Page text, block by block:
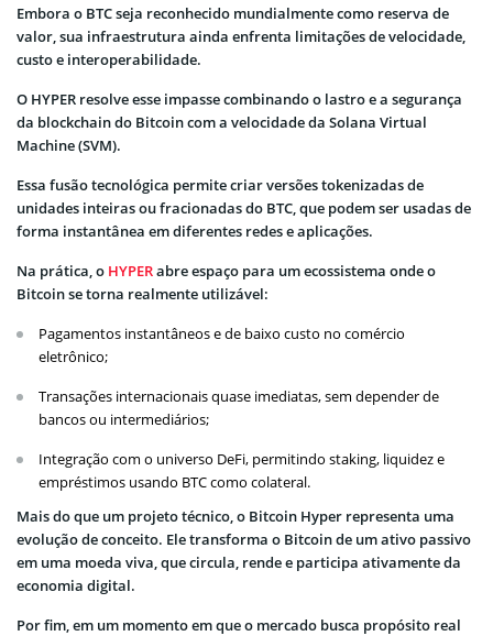
Embora o BTC seja reconhecido mundialmente como reserva de
valor, sua infraestrutura ainda enfrenta limitações de velocidade,
custo e interoperabilidade.
O HYPER resolve esse impasse combinando o lastro e a segurança
da blockchain do Bitcoin com a velocidade da Solana Virtual
Machine (SVM).
Essa fusão tecnológica permite criar versões tokenizadas de
unidades inteiras ou fracionadas do BTC, que podem ser usadas de
forma instantânea em diferentes redes e aplicações.
Na prática, o HYPERabre espaço para um ecossistema onde o
Bitcoin se torna realmente utilizável:
Pagamentos instantâneos e de baixo custo no comércio
eletrônico;
Transações internacionais quase imediatas, sem depender de
bancos ou intermediários;
Integração com o universo DeFi, permitindo staking, liquidez e
empréstimos usando BTC como colateral.
Mais do que um projeto técnico, o Bitcoin Hyper representa uma
evolução de conceito. Ele transforma o Bitcoin de um ativo passivo
em uma moeda viva, que circula, rende e participa ativamente da
economia digital.
Por fim, em um momento em que o mercado busca propósito real